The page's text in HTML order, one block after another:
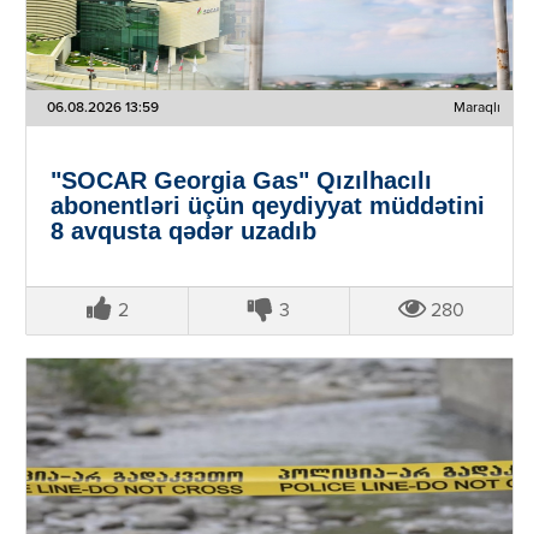
06.08.2026 13:59 Maraqlı
"SOCAR Georgia Gas" Qızılhacılı
abonentləri üçün qeydiyyat müddətini
8 avqusta qədər uzadıb
2 3 280